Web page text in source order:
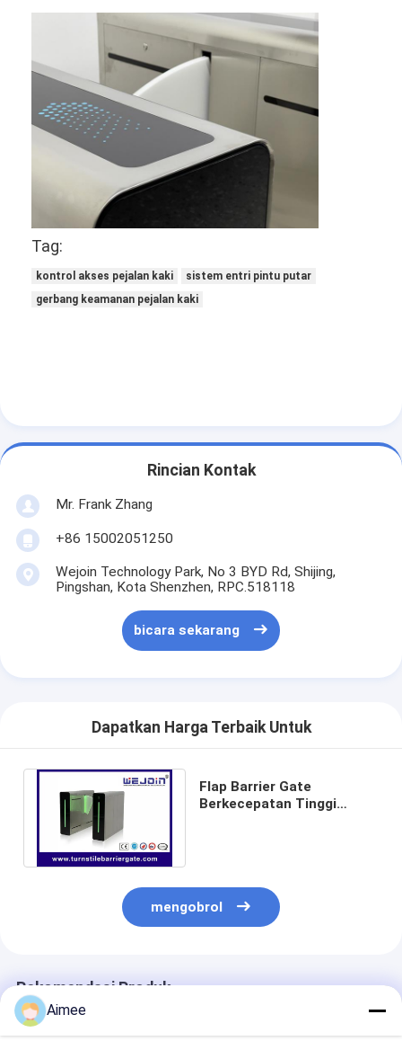
Rumah
Tur Pabrik
Turnstile Barrier Gate
Parkir Barrier Gate
Otomatis Barrier Gate
Gerbang penghalang parkir mobil
Tripod Turnstile Gerbang
Penghalang Iklan
Gerbang Penghalang Non-Pegas
Gerbang Pintu Masuk Kontrol Akses
Full Height Turnstile
Tag:
kontrol akses pejalan kaki
sistem entri pintu putar
gerbang keamanan pejalan kaki
Rincian Kontak
Mr. Frank Zhang
+86 15002051250
Wejoin Technology Park, No 3 BYD Rd, Shijing,
Pingshan, Kota Shenzhen, RPC.518118
bicara sekarang
Dapatkan Harga Terbaik Untuk
Flap Barrier Gate
Berkecepatan Tinggi
mengobrol
Rekomendasi Produk
Aimee